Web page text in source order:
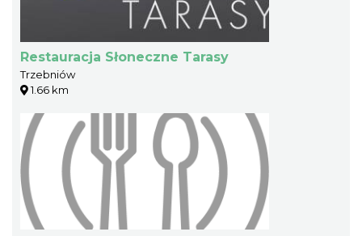
Restauracja Słoneczne Tarasy
Trzebniów
1.66 km